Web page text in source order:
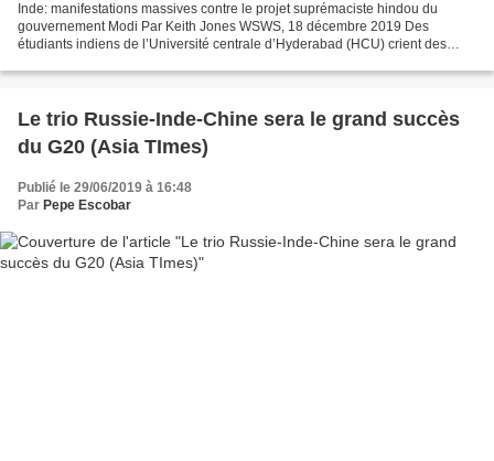
Inde: manifestations massives contre le projet suprémaciste hindou du
gouvernement Modi Par Keith Jones WSWS, 18 décembre 2019 Des
étudiants indiens de l’Université centrale d’Hyderabad (HCU) crient des
Le trio Russie-Inde-Chine sera le grand succès
du G20 (Asia TImes)
Publié le 29/06/2019 à 16:48
Par Pepe Escobar